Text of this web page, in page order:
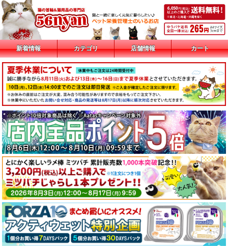
新着情報 カテゴリ 店舗情報 カート